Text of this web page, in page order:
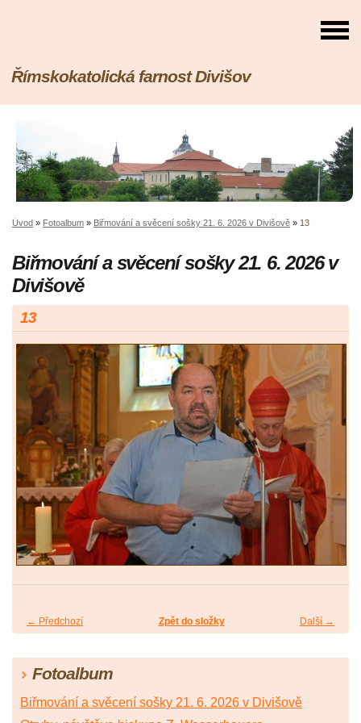
Římskokatolická farnost Divišov
Úvod » Fotoalbum » Biřmování a svěcení sošky 21. 6. 2026 v Divišově » 13
Biřmování a svěcení sošky 21. 6. 2026 v
Divišově
13
← Předchozí Další →
Zpět do složky
Fotoalbum
Biřmování a svěcení sošky 21. 6. 2026 v Divišově